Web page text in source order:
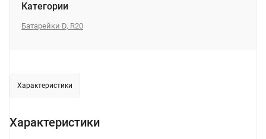
Категории
Батарейки D, R20
Характеристики
Характеристики